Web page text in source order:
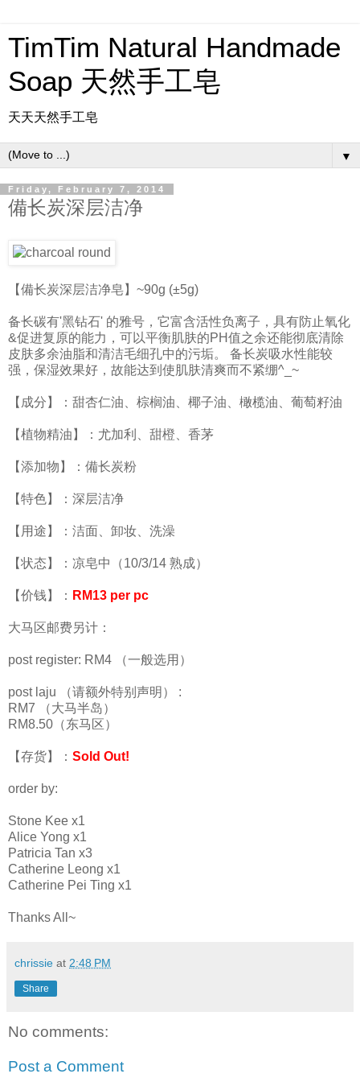
TimTim Natural Handmade
Soap 天然手工皂
天天天然手工皂
▼
Friday, February 7, 2014
備长炭深层洁净
【備长炭深层洁净皂】~90g (±5g)
备长碳有'黑钻石' 的雅号，它富含活性负离子，具有防止氧化
&促进复原的能力，可以平衡肌肤的PH值之余还能彻底清除
皮肤多余油脂和清洁毛细孔中的污垢。 备长炭吸水性能较
强，保湿效果好，故能达到使肌肤清爽而不紧绷^_~
【成分】：甜杏仁油、棕榈油、椰子油、橄榄油、葡萄籽油
【植物精油】：尤加利、甜橙、香茅
【添加物】：備长炭粉
【特色】：深层洁净
【用途】：洁面、卸妆、洗澡
【状态】：凉皂中（10/3/14 熟成）
【价钱】： RM13 per pc
大马区邮费另计：
post register: RM4 （一般选用）
post laju （请额外特别声明） :
RM7 （大马半岛）
RM8.50（东马区）
【存货】： Sold Out!
order by:
Stone Kee x1
Alice Yong x1
Patricia Tan x3
Catherine Leong x1
Catherine Pei Ting x1
Thanks All~
chrissie at 2:48 PM
Share
No comments:
Post a Comment